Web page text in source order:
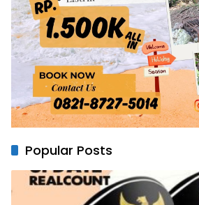
Popular Posts